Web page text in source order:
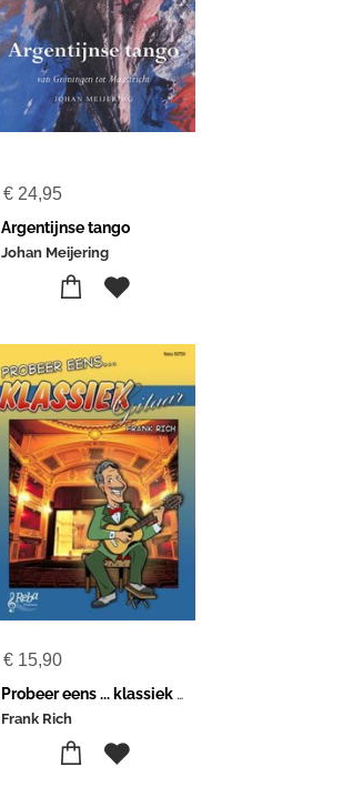
€ 24,95
Argentijnse tango
Johan Meijering
€ 15,90
Probeer eens ... klassiek gitaar
Frank Rich